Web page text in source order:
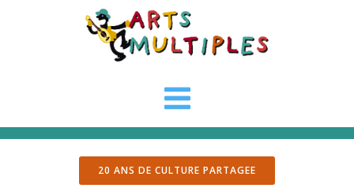
Aller
au
contenu
20 ANS DE CULTURE PARTAGEE